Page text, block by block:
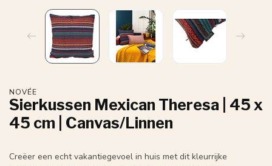
NOVÉE
Sierkussen Mexican Theresa | 45 x
45 cm | Canvas/Linnen
Creëer een echt vakantiegevoel in huis met dit kleurrijke